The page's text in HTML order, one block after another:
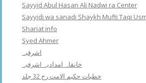
Sayyid Abul Hasan Ali Nadwi ra Center
Sayyidi wa sanadi Shaykh Mufti Taqi
Shariat info
Syed Ahmer
اشرفبہ
خانقاہ امدادیہ اشرفیہ
خطبات حکیم الامت رح 32 جلد